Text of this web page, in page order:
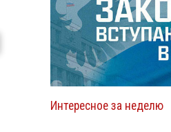
Интересное за неделю